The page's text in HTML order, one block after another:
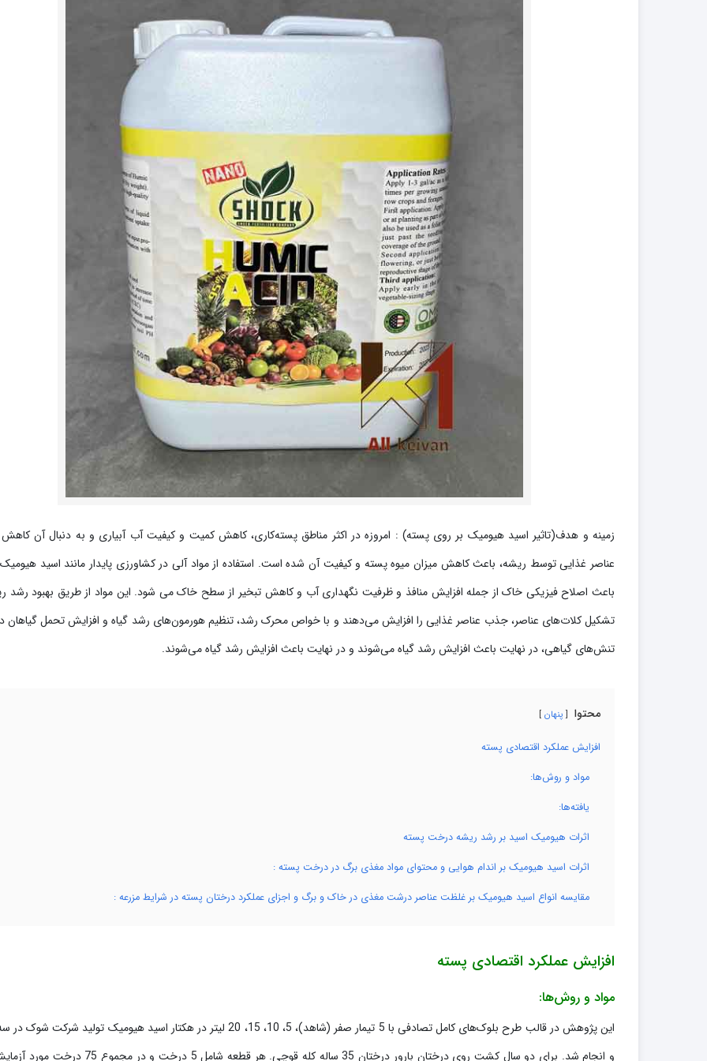
زمینه و هدف(تاثیر اسید هیومیک بر روی پسته) : امروزه در اکثر مناطق پسته‌کاری، کاهش کمیت و کیفیت آب آبیاری و به دنبال آن
عناصر غذایی توسط ریشه، باعث کاهش میزان میوه پسته و کیفیت آن شده است. استفاده از مواد آلی در کشاورزی پایدار مانند اسید
باعث اصلاح فیزیکی خاک از جمله افزایش منافذ و ظرفیت نگهداری آب و کاهش تبخیر از سطح خاک می شود. این مواد از طریق بهبود رشد
تشکیل کلات‌های عناصر، جذب عناصر غذایی را افزایش می‌دهند و با خواص محرک رشد، تنظیم هورمون‌های رشد گیاه و افزایش تحمل گیاهان در
تنش‌های گیاهی، در نهایت باعث افزایش رشد گیاه می‌شوند و در نهایت باعث افزایش رشد گیاه می‌شوند.
محتوا پنهان
افزایش عملکرد اقتصادی پسته
مواد و روش‌ها:
یافته‌ها:
اثرات هیومیک اسید بر رشد ریشه درخت پسته
اثرات اسید هیومیک بر اندام هوایی و محتوای مواد مغذی برگ در درخت پسته :
مقایسه انواع اسید هیومیک بر غلظت عناصر درشت مغذی در خاک و برگ و اجزای عملکرد درختان پسته در شرایط مزرعه :
افزایش عملکرد اقتصادی پسته
مواد و روش‌ها:
این پژوهش در قالب طرح بلوک‌های کامل تصادفی با 5 تیمار صفر (شاهد)، 5، 10، 15، 20 لیتر در هکتار اسید هیومیک تولید شرکت
و انجام شد. برای دو سال کشت روی درختان بارور درختان 35 ساله کله قوچی. هر قطعه شامل 5 درخت